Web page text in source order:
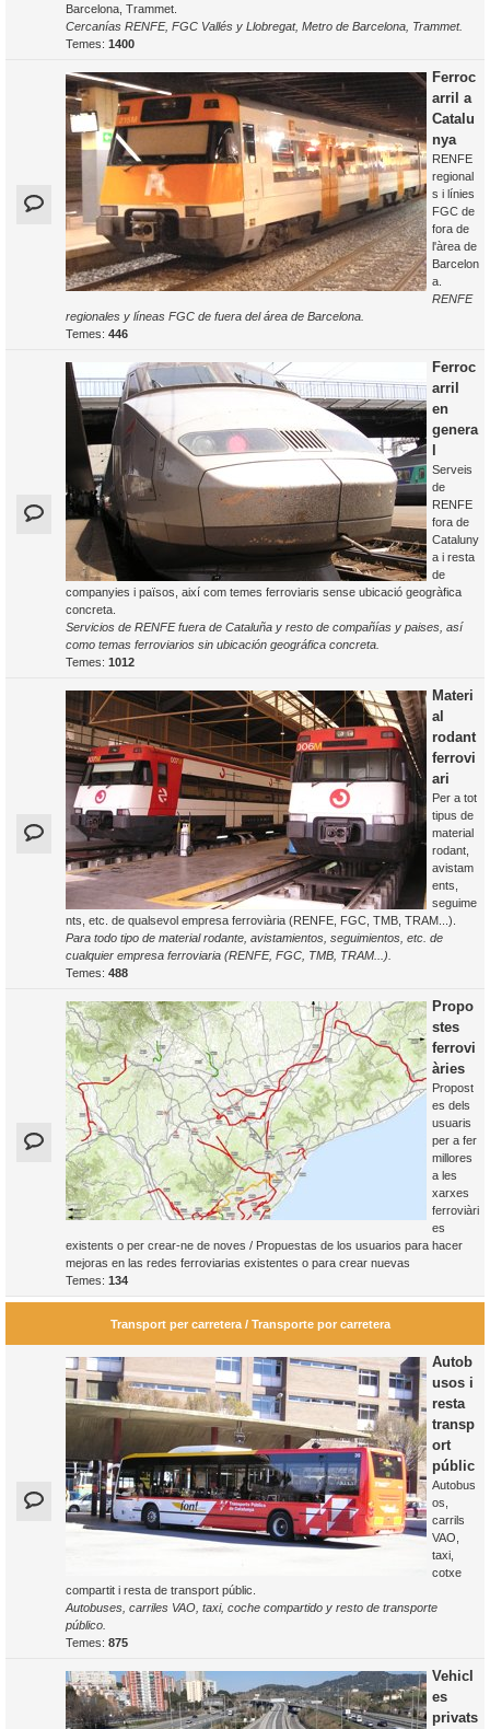
Barcelona, Trammet.
Cercanías RENFE, FGC Vallés y Llobregat, Metro de Barcelona, Trammet.
Temes: 1400
Ferroc
arril a
Catalu
nya
RENFE
regional
s i línies
FGC de
fora de
l'àrea de
Barcelon
a.
RENFE
regionales y líneas FGC de fuera del área de Barcelona.
Temes: 446
Ferroc
arril
en
genera
Serveis
de
RENFE
fora de
Cataluny
a i resta
de
companyies i països, així com temes ferroviaris sense ubicació geogràfica
concreta.
Servicios de RENFE fuera de Cataluña y resto de compañías y paises, así
como temas ferroviarios sin ubicación geográfica concreta.
Temes: 1012
Materi
al
rodant
ferrovi
ari
Per a tot
tipus de
material
rodant,
avistam
ents,
seguime
nts, etc. de qualsevol empresa ferroviària (RENFE, FGC, TMB, TRAM...).
Para todo tipo de material rodante, avistamientos, seguimientos, etc. de
cualquier empresa ferroviaria (RENFE, FGC, TMB, TRAM...).
Temes: 488
Propo
stes
ferrovi
àries
Propost
es dels
usuaris
per a fer
millores
a les
xarxes
ferroviàri
es
existents o per crear-ne de noves / Propuestas de los usuarios para hacer
mejoras en las redes ferroviarias existentes o para crear nuevas
Temes: 134
Transport per carretera / Transporte por carretera
Autob
usos i
resta
transp
ort
públic
Autobus
os,
carrils
VAO,
taxi,
cotxe
compartit i resta de transport públic.
Autobuses, carriles VAO, taxi, coche compartido y resto de transporte
público.
Temes: 875
Vehicl
es
privats